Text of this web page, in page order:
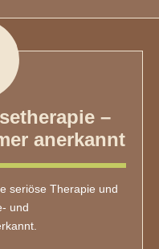
–
anerkannt
seriöse Therapie und
und